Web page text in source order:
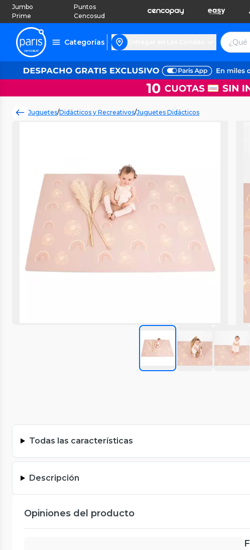
Jumbo
Prime
Puntos
Cencosud
Categorías
Juguetes/Didácticos y Recreativos/Juguetes Didácticos
Todas las características
Descripción
Opiniones del producto